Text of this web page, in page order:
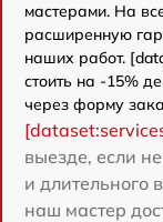
мастерами. На
расширенную
наших работ.
стоить на -15%
через форму
выезде, если
и длительного
наш мастер